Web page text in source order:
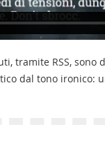
tramite RSS,
dal tono